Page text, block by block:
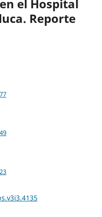
el Hospital
Reporte